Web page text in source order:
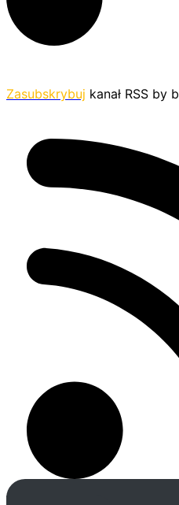
Zasubskrybuj kanał RSS by